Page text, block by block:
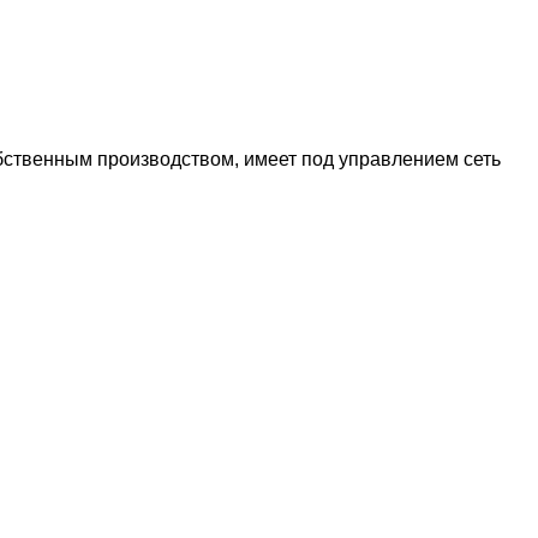
производством, имеет под управлением сеть